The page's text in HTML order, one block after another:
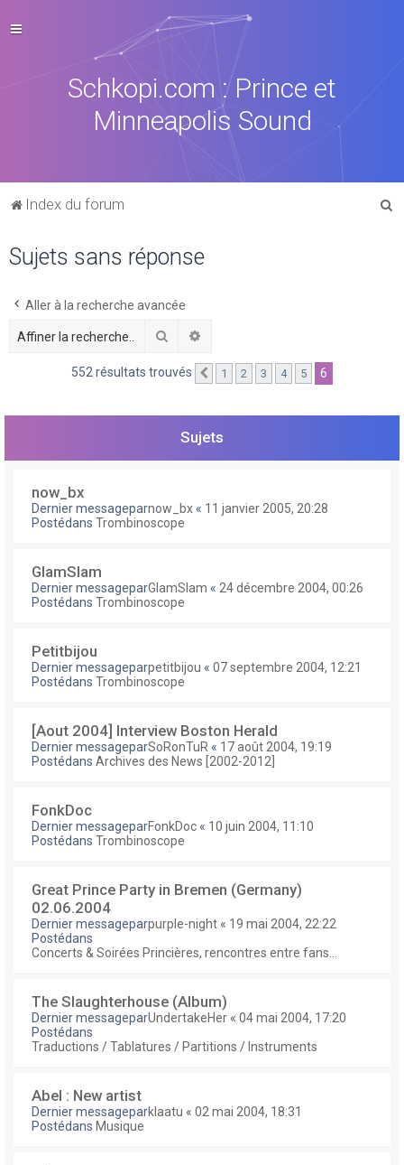
Schkopi.com : Prince et
Minneapolis Sound
Index du forum
Sujets sans réponse
Aller à la recherche avancée
Rechercher
552 résultats trouvés Précédente
1 2 3 4 5 6
Sujets
now_bx
Dernier messageparnow_bx « 11 janvier 2005, 20:28
Postédans Trombinoscope
GlamSlam
Dernier messageparGlamSlam « 24 décembre 2004, 00:26
Postédans Trombinoscope
Petitbijou
Dernier messageparpetitbijou « 07 septembre 2004, 12:21
Postédans Trombinoscope
[Aout 2004] Interview Boston Herald
Dernier messageparSoRonTuR « 17 août 2004, 19:19
Postédans Archives des News [2002-2012]
FonkDoc
Dernier messageparFonkDoc « 10 juin 2004, 11:10
Postédans Trombinoscope
Great Prince Party in Bremen (Germany)
02.06.2004
Dernier messageparpurple-night « 19 mai 2004, 22:22
Postédans
Concerts & Soirées Princières, rencontres entre fans...
The Slaughterhouse (Album)
Dernier messageparUndertakeHer « 04 mai 2004, 17:20
Postédans
Traductions / Tablatures / Partitions / Instruments
Abel : New artist
Dernier messageparklaatu « 02 mai 2004, 18:31
Postédans Musique